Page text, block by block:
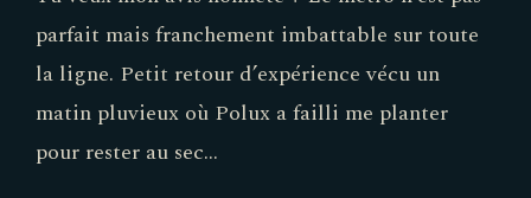
parfait mais franchement imbattable sur toute
la ligne. Petit retour d’expérience vécu un
matin pluvieux où Polux a failli me planter
pour rester au sec…